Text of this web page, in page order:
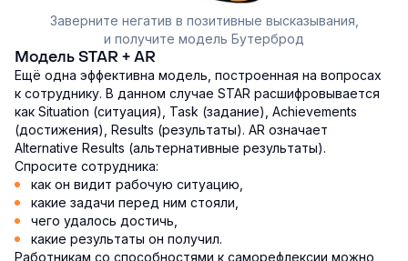
Заверните негатив в позитивные высказывания,
и получите модель Бутерброд
Модель STAR + AR
Ещё одна эффективна модель, построенная на вопросах
к сотруднику. В данном случае STAR расшифровывается
как Situation (ситуация), Task (задание), Achievements
(достижения), Results (результаты). AR означает
Alternative Results (альтернативные результаты).
Спросите сотрудника:
как он видит рабочую ситуацию,
какие задачи перед ним стояли,
чего удалось достичь,
какие результаты он получил.
Работникам со способностями к саморефлексии можно